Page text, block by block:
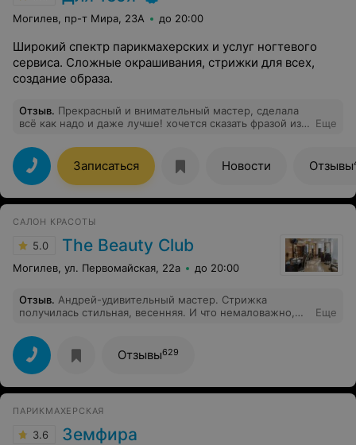
Могилев, пр-т Мира, 23А до 20:00
Широкий спектр парикмахерских и услуг ногтевого
сервиса. Сложные окрашивания, стрижки для всех,
создание образа.
Отзыв. Прекрасный и внимательный мастер, сделала
всё как надо и даже лучше! хочется сказать фразой из
тебя искала"! наконец -то я нашла своего мастера!
спасибо огромное Виктории
Еще
Записаться Новости Отзывы
САЛОН КРАСОТЫ
5.0 The Beauty Club
Могилев, ул. Первомайская, 22а до 20:00
Отзыв. Андрей-удивительный мастер. Стрижка
получилась стильная, весенняя. И что немаловажно,
Еще
Отзывы629
ПАРИКМАХЕРСКАЯ
3.6 Земфира